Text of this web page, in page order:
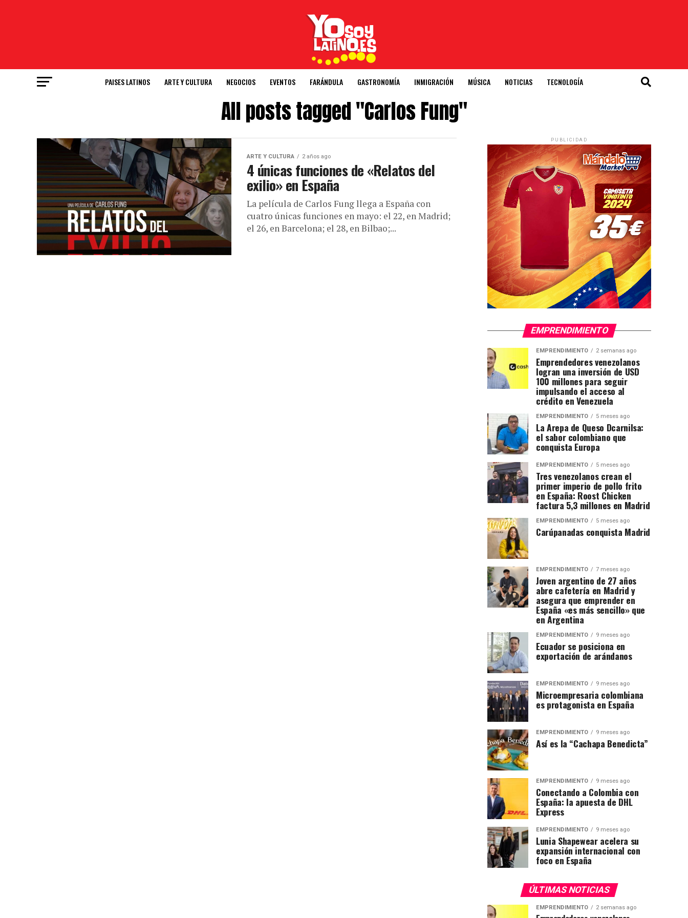
PAISES LATINOS ARTE Y CULTURA NEGOCIOS EVENTOS FARÁNDULA GASTRONOMÍA INMIGRACIÓN MÚSICA NOTICIAS TECNOLOGÍA
All posts tagged "Carlos Fung"
ARTE Y CULTURA 2 años ago
4 únicas funciones de «Relatos del
exilio» en España
La película de Carlos Fung llega a España con
cuatro únicas funciones en mayo: el 22, en Madrid;
el 26, en Barcelona; el 28, en Bilbao;...
PUBLICIDAD
EMPRENDIMIENTO
EMPRENDIMIENTO 2 semanas ago
Emprendedores venezolanos
logran una inversión de USD
100 millones para seguir
impulsando el acceso al
crédito en Venezuela
EMPRENDIMIENTO 5 meses ago
La Arepa de Queso Dcarnilsa:
el sabor colombiano que
conquista Europa
EMPRENDIMIENTO 5 meses ago
Tres venezolanos crean el
primer imperio de pollo frito
en España: Roost Chicken
factura 5,3 millones en Madrid
EMPRENDIMIENTO 5 meses ago
Carúpanadas conquista Madrid
EMPRENDIMIENTO 7 meses ago
Joven argentino de 27 años
abre cafetería en Madrid y
asegura que emprender en
España «es más sencillo» que
en Argentina
EMPRENDIMIENTO 9 meses ago
Ecuador se posiciona en
exportación de arándanos
EMPRENDIMIENTO 9 meses ago
Microempresaria colombiana
es protagonista en España
EMPRENDIMIENTO 9 meses ago
Así es la “Cachapa Benedicta”
EMPRENDIMIENTO 9 meses ago
Conectando a Colombia con
España: la apuesta de DHL
Express
EMPRENDIMIENTO 9 meses ago
Lunia Shapewear acelera su
expansión internacional con
foco en España
ÚLTIMAS NOTICIAS
EMPRENDIMIENTO 2 semanas ago